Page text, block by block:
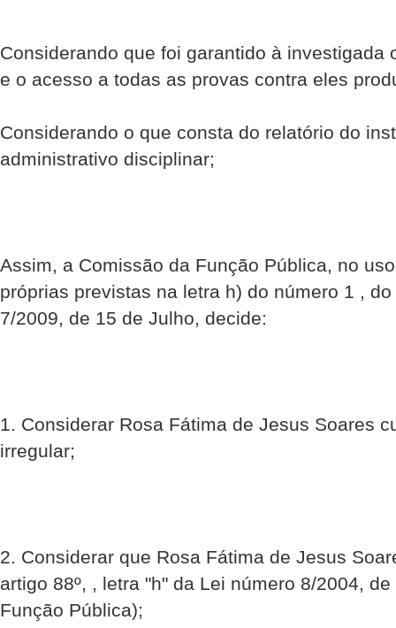
Considerando que foi garantido à investigada
e o acesso a todas as provas contra eles
Considerando o que consta do relatório do
administrativo disciplinar;
Assim, a Comissão da Função Pública, no
próprias previstas na letra h) do número 1 , do
7/2009, de 15 de Julho, decide:
1. Considerar Rosa Fátima de Jesus Soares
irregular;
2. Considerar que Rosa Fátima de Jesus
artigo 88º, , letra "h" da Lei número 8/2004,
Função Pública);